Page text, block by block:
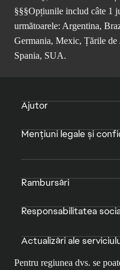
§§§Opțiunile includ câte 1
următoarele: Argentina,
Germania, Mexic, Țările de
Spania, SUA.
Ajutor
Mențiuni legale și
Rambursări
Responsabilitatea
Actualizări ale
Pentru regiunea dvs. se